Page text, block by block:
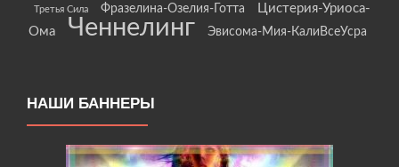
Третья Сила Фразелина-Озелия-Готта
Цистерия-Уриоса-
Ома
Ченнелинг Эвисома-Мия-КалиВсеУсра
НАШИ БАННЕРЫ